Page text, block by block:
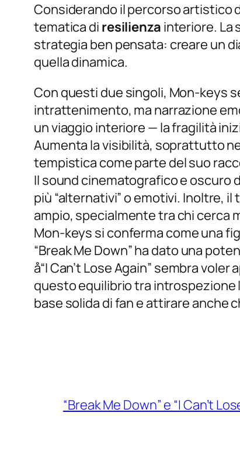
Considerando il percorso artistico
tematica di resilienza interiore. La
strategia ben pensata: creare un
quella dinamica.
Con questi due singoli, Mon-keys
intrattenimento, ma narrazione
un viaggio interiore — la fragilità
Aumenta la visibilità, soprattutto
tempistica come parte del suo
Il sound cinematografico e oscuro
più “alternativi” o emotivi. Inoltre,
ampio, specialmente tra chi cerca
Mon-keys si conferma come una
“Break Me Down” ha dato una
å“I Can’t Lose Again” sembra
questo equilibrio tra introspezione
base solida di fan e attirare anche
“Break Me Down” e “I Can’t